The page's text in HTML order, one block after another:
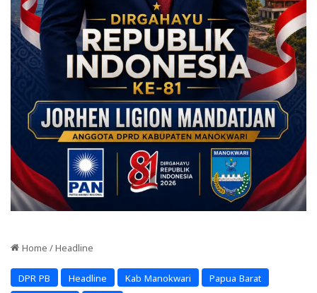
Home / Headline
DPR PB Headline Kab Manokwari Papua Barat